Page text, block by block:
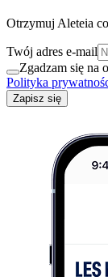
Otrzymuj Aleteia
Twój adres e-mail
Zgadzam się na
Polityka
Zapisz się